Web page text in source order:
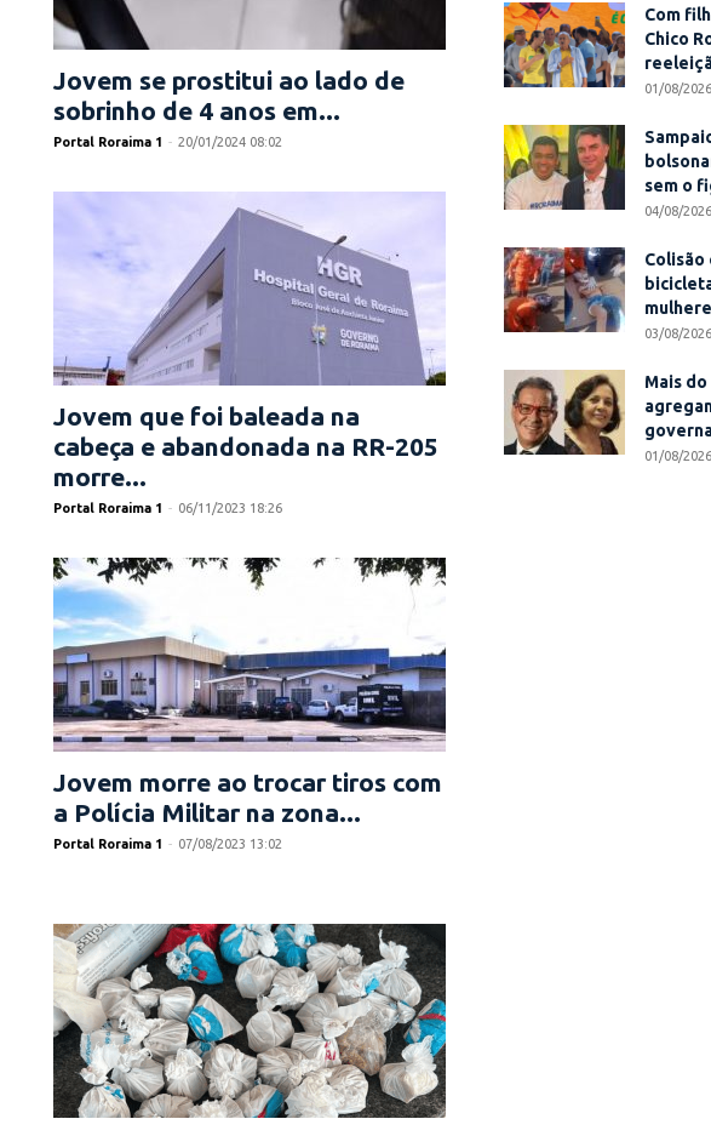
Jovem se prostitui ao lado de
sobrinho de 4 anos em...
Portal Roraima 1 - 20/01/2024 08:02
Jovem que foi baleada na
cabeça e abandonada na RR-205
morre...
Portal Roraima 1 - 06/11/2023 18:26
Jovem morre ao trocar tiros com
a Polícia Militar na zona...
Portal Roraima 1 - 07/08/2023 13:02
Com
Chico
01/08/
sem o
04/08/
Colisão
03/08/
Mais
01/08/